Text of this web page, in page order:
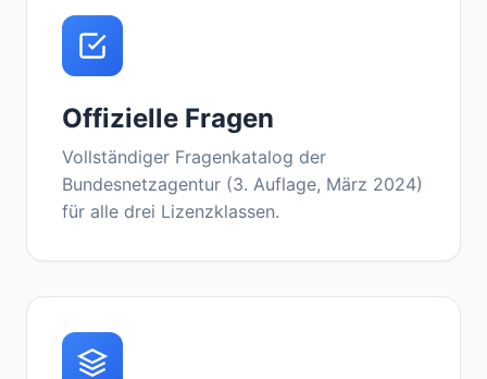
Offizielle Fragen
Vollständiger Fragenkatalog der
Bundesnetzagentur (3. Auflage, März 2024)
für alle drei Lizenzklassen.